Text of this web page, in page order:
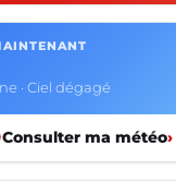
· Ciel dégagé
Consulter ma météo›